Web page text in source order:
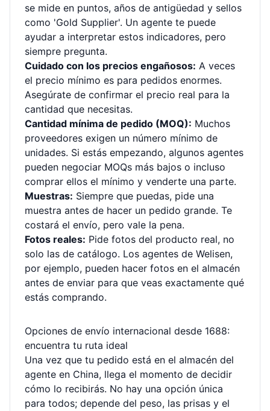
se mide en puntos, años de antigüedad y sellos
como 'Gold Supplier'. Un agente te puede
ayudar a interpretar estos indicadores, pero
siempre pregunta.
Cuidado con los precios engañosos: A veces
el precio mínimo es para pedidos enormes.
Asegúrate de confirmar el precio real para la
cantidad que necesitas.
Cantidad mínima de pedido (MOQ): Muchos
proveedores exigen un número mínimo de
unidades. Si estás empezando, algunos agentes
pueden negociar MOQs más bajos o incluso
comprar ellos el mínimo y venderte una parte.
Muestras: Siempre que puedas, pide una
muestra antes de hacer un pedido grande. Te
costará el envío, pero vale la pena.
Fotos reales: Pide fotos del producto real, no
solo las de catálogo. Los agentes de Welisen,
por ejemplo, pueden hacer fotos en el almacén
antes de enviar para que veas exactamente qué
estás comprando.
Opciones de envío internacional desde 1688:
encuentra tu ruta ideal
Una vez que tu pedido está en el almacén del
agente en China, llega el momento de decidir
cómo lo recibirás. No hay una opción única
para todos; depende del peso, las prisas y el